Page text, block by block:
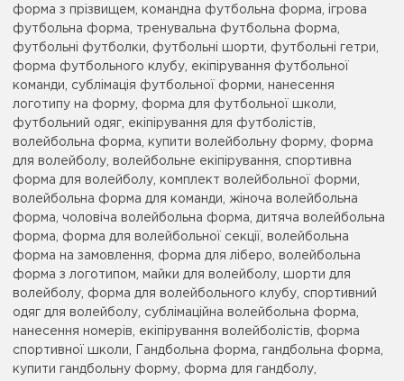
форма з прізвищем, командна футбольна форма, ігрова
футбольна форма, тренувальна футбольна форма,
футбольні футболки, футбольні шорти, футбольні гетри,
форма футбольного клубу, екіпірування футбольної
команди, сублімація футбольної форми, нанесення
логотипу на форму, форма для футбольної школи,
футбольний одяг, екіпірування для футболістів,
волейбольна форма, купити волейбольну форму, форма
для волейболу, волейбольне екіпірування, спортивна
форма для волейболу, комплект волейбольної форми,
волейбольна форма для команди, жіноча волейбольна
форма, чоловіча волейбольна форма, дитяча волейбольна
форма, форма для волейбольної секції, волейбольна
форма на замовлення, форма для ліберо, волейбольна
форма з логотипом, майки для волейболу, шорти для
волейболу, форма для волейбольного клубу, спортивний
одяг для волейболу, сублімаційна волейбольна форма,
нанесення номерів, екіпірування волейболістів, форма
спортивної школи, Гандбольна форма, гандбольна форма,
купити гандбольну форму, форма для гандболу,